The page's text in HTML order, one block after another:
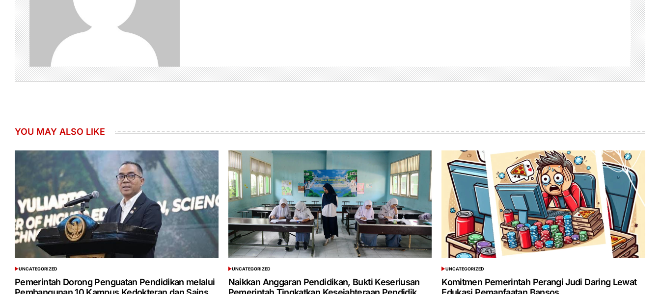
YOU MAY ALSO LIKE
POSTED
IN
UNCATEGORIZED
Pemerintah Dorong Penguatan Pendidikan melalui
POSTED
IN
UNCATEGORIZED
Naikkan Anggaran Pendidikan, Bukti Keseriusan
POSTED
IN
UNCATEGORIZED
Komitmen Pemerintah Perangi Judi Daring Lewat